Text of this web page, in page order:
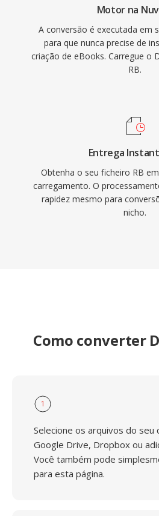
Motor na
A conversão é executada em
para que nunca precise de
criação de eBooks. Carregue o
RB.
Entrega
Obtenha o seu ficheiro RB
carregamento. O
rapidez mesmo para
nicho.
Como converter
1
Selecione os arquivos do seu
Google Drive, Dropbox ou
Você também pode
para esta página.